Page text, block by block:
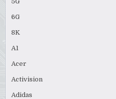
6G
8K
A1
Acer
Activision
Adidas